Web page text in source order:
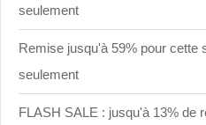
seulement
Remise jusqu'à 59% pour cette
seulement
FLASH SALE : jusqu'à 13% de